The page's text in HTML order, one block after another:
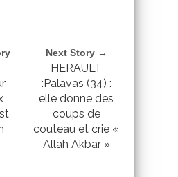
Next Story →
HERAULT
:Palavas (34) :
elle donne des
coups de
couteau et crie «
Allah Akbar »